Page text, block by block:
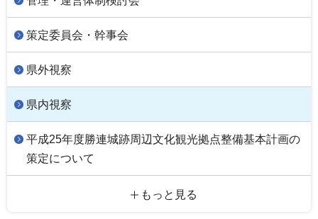
策定委員会・幹事会
県外視察
県内視察
平成25年度勝連城跡周辺文化観光拠点整備基本計画の
策定について
もっと見る